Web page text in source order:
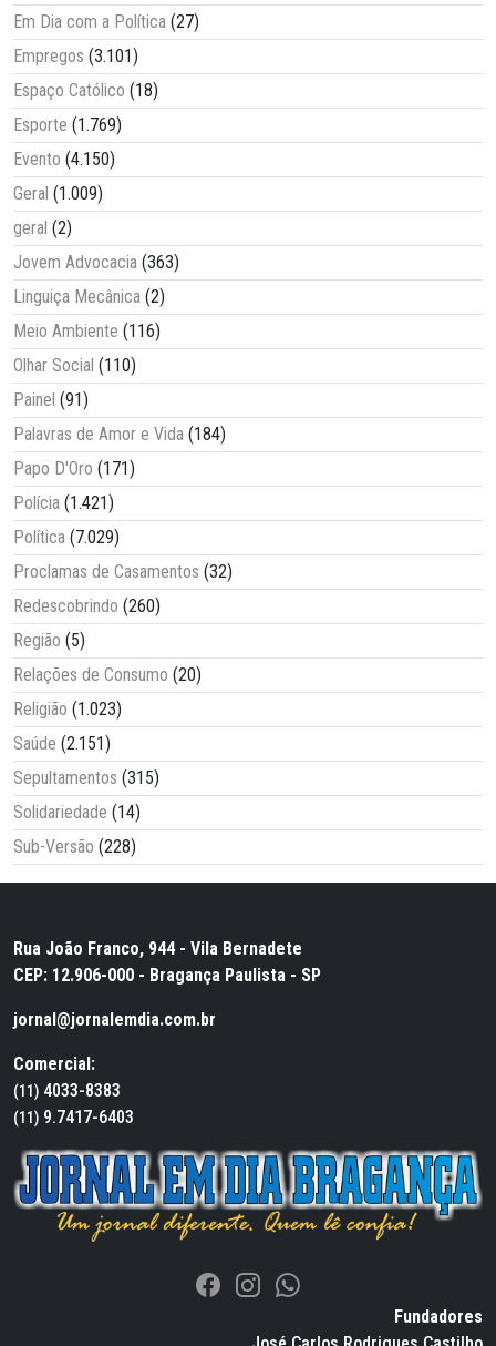
Em Dia com a Política (27)
Empregos (3.101)
Espaço Católico (18)
Esporte (1.769)
Evento (4.150)
Geral (1.009)
geral (2)
Jovem Advocacia (363)
Linguiça Mecânica (2)
Meio Ambiente (116)
Olhar Social (110)
Painel (91)
Palavras de Amor e Vida (184)
Papo D'Oro (171)
Polícia (1.421)
Política (7.029)
Proclamas de Casamentos (32)
Redescobrindo (260)
Região (5)
Relações de Consumo (20)
Religião (1.023)
Saúde (2.151)
Sepultamentos (315)
Solidariedade (14)
Sub-Versão (228)
Rua João Franco, 944 - Vila Bernadete
CEP: 12.906-000 - Bragança Paulista - SP
jornal@jornalemdia.com.br
Comercial:
(11) 4033-8383
(11) 9.7417-6403
Fundadores